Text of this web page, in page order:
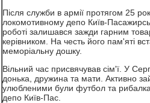
Після служби в армії протягом 25
локомотивному депо Київ-
роботі залишався зажди гарним
керівником. На честь його пам'яті
меморіальну дошку.
Вільний час присвячував сім'ї. У
донька, дружина та мати. Активно
улюбленими були футбол та
депо Київ-Пас.